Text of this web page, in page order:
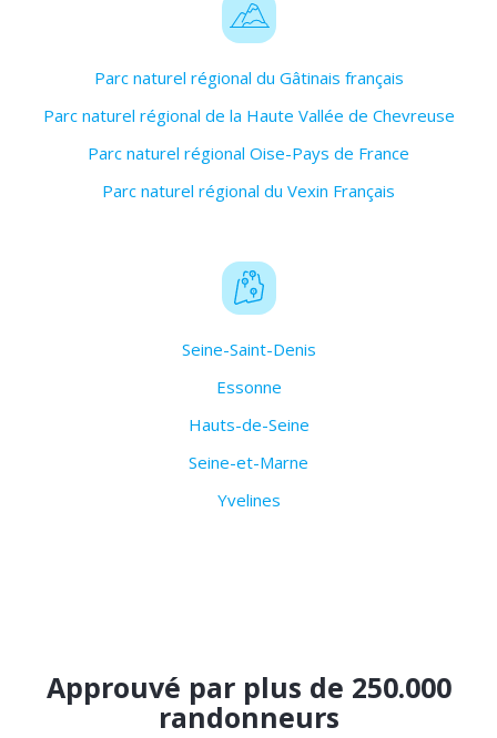
Parc naturel régional du Gâtinais français
Parc naturel régional de la Haute Vallée de Chevreuse
Parc naturel régional Oise-Pays de France
Parc naturel régional du Vexin Français
Seine-Saint-Denis
Essonne
Hauts-de-Seine
Seine-et-Marne
Yvelines
Approuvé par plus de 250.000
randonneurs